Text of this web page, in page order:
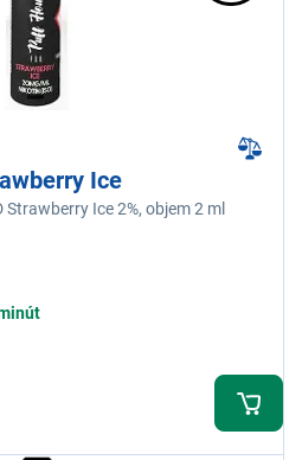
Ice
Ice 2%, objem 2 ml